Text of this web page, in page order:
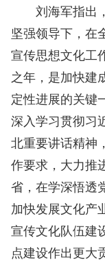
刘海军指出
坚强领导下，在
宣传思想文化工
之年，是加快建
定性进展的关键
深入学习贯彻习
北重要讲话精神
作要求，大力推
省，在学深悟透
加快发展文化产
宣传文化队伍建
点建设作出更大